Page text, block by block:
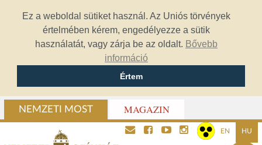
Ez a weboldal sütiket használ. Az Uniós törvények
értelmében kérem, engedélyezze a sütik
használatát, vagy zárja be az oldalt. Bővebb
információ
Értem
NEMZETI MOST MAGAZIN
EN HU